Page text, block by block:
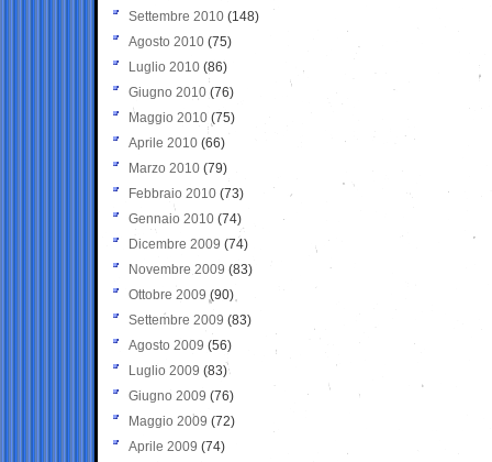
Settembre 2010 (148)
Agosto 2010 (75)
Luglio 2010 (86)
Giugno 2010 (76)
Maggio 2010 (75)
Aprile 2010 (66)
Marzo 2010 (79)
Febbraio 2010 (73)
Gennaio 2010 (74)
Dicembre 2009 (74)
Novembre 2009 (83)
Ottobre 2009 (90)
Settembre 2009 (83)
Agosto 2009 (56)
Luglio 2009 (83)
Giugno 2009 (76)
Maggio 2009 (72)
Aprile 2009 (74)